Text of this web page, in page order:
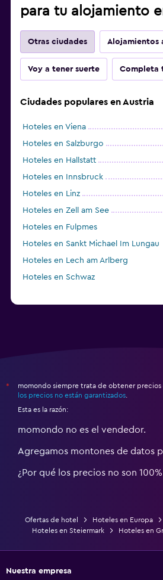
para tu alojamiento
Otras ciudades Alojamientos
Voy a tener suerte Completa
Ciudades populares en Austria
Hoteles en Viena
Hoteles en Salzburgo
Hoteles en Hallstatt
Hoteles en Innsbruck
Hoteles en Linz
Hoteles en Zell am See
Hoteles en Fulpmes
Hoteles en Sankt Michael Im Lungau
Hoteles en Lech am Arlberg
Hoteles en Schwaz
*
momondo siempre trata de obtener precios
los precios no están garantizados
Esta es la razón:
momondo no es el vendedor.
Agregamos montones de datos
¿Por qué los precios no son
Ofertas de hotel Hoteles en Europa
Hoteles en Steiermark
Hoteles en
Nuestra empresa